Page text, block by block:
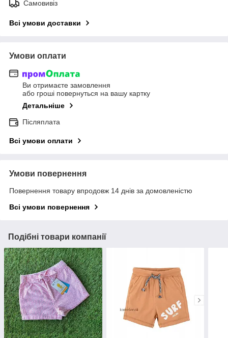
Самовивіз
Всі умови доставки
Умови оплати
Ви отримаєте замовлення
або гроші повернуться на вашу картку
Детальніше
Післяплата
Всі умови оплати
Умови повернення
Повернення товару впродовж 14 днів за домовленістю
Всі умови повернення
Подібні товари компанії